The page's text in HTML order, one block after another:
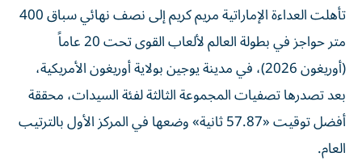
تأهلت العداءة الإماراتية مريم كريم إلى نصف نهائي سباق 400
متر حواجز في بطولة العالم لألعاب القوى تحت 20 عاماً
(أوريغون 2026)، في مدينة يوجين بولاية أوريغون الأمريكية،
بعد تصدرها تصفيات المجموعة الثالثة لفئة السيدات، محققة
أفضل توقيت «57.87 ثانية» وضعها في المركز الأول بالترتيب
العام.